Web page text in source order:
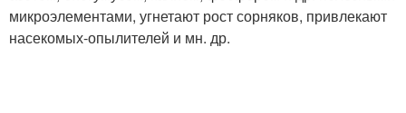
микроэлементами, угнетают рост сорняков, привлекают
насекомых-опылителей и мн. др.